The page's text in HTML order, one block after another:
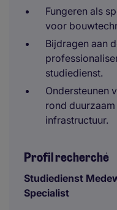
Fungeren als
voor
Bijdragen aan
studiedienst.
Ondersteunen
rond
infrastructuur.
Profil recherché
Studiedienst
Specialist